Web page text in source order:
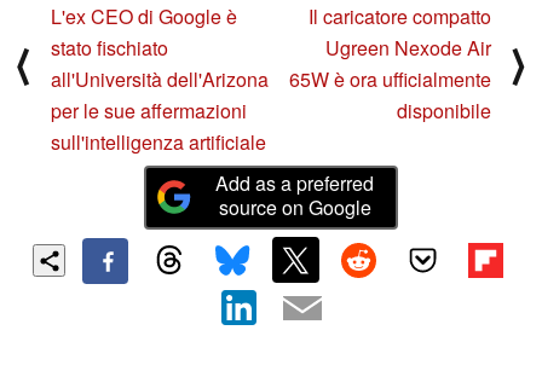
⟨
L'ex CEO di Google è
stato fischiato
all'Università dell'Arizona
per le sue affermazioni
sull'intelligenza artificiale
Il caricatore compatto
Ugreen Nexode Air
65W è ora ufficialmente
disponibile
⟩
Add as a preferred
source on Google